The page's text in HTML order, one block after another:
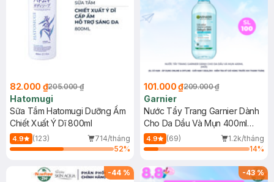
82.000 ₫205.000 ₫
Hatomugi
Sữa Tắm Hatomugi Dưỡng Ẩm
Chiết Xuất Ý Dĩ 800ml
4.9 (123)
714/tháng
52%
101.000 ₫209.000 ₫
Garnier
Nước Tẩy Trang Garnier Dành
Cho Da Dầu Và Mụn 400ml
(Mới)
4.9 (69)
1.2k/tháng
14%
-44 % -43%